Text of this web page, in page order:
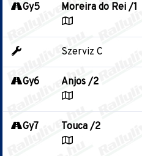
Gy5 Moreira do Rei /1
Szerviz C
Gy6 Anjos /2
Gy7 Touca /2